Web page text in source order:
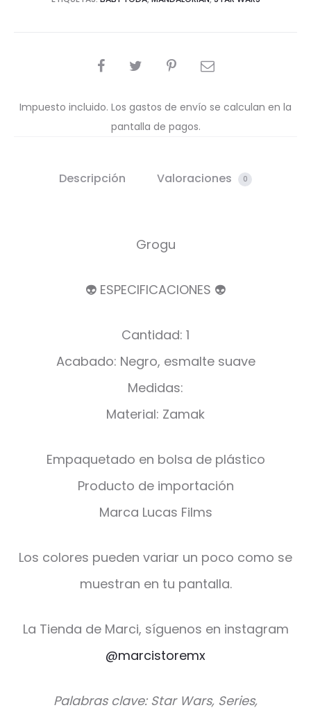
COMPARTIR
Impuesto incluido. Los gastos de envío se calculan en la
pantalla de pagos.
Descripción Valoraciones 0
Grogu
👽 ESPECIFICACIONES 👽
Cantidad: 1
Acabado: Negro, esmalte suave
Medidas:
Material: Zamak
Empaquetado en bolsa de plástico
Producto de importación
Marca Lucas Films
Los colores pueden variar un poco como se
muestran en tu pantalla.
La Tienda de Marci, síguenos en instagram
@marcistoremx
Palabras clave: Star Wars, Series,